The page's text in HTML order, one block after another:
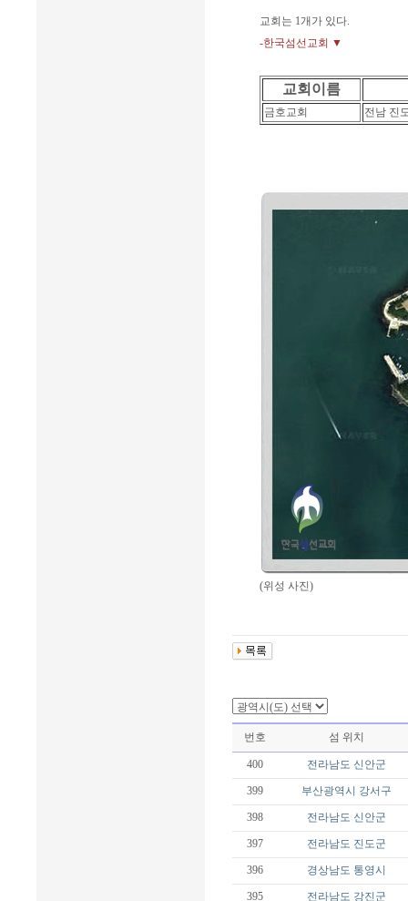
교회는 1개가 있다.
-한국섬선교회 ▼
교회이름
금호교회 전남 진
(위성 사진)
번호 섬 위치
400 전라남도 신안군
399 부산광역시 강서구
398 전라남도 신안군
397 전라남도 진도군
396 경상남도 통영시
395 전라남도 강진군